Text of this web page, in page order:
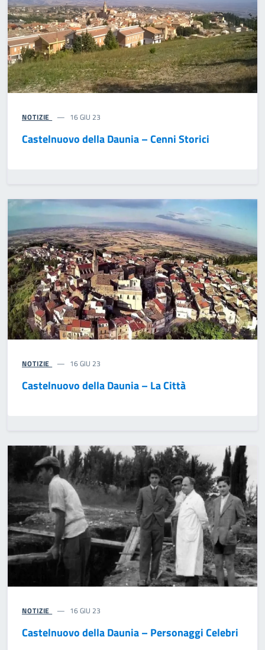
NOTIZIE 16 GIU 23
Castelnuovo della Daunia – Cenni Storici
NOTIZIE 16 GIU 23
Castelnuovo della Daunia – La Città
NOTIZIE 16 GIU 23
Castelnuovo della Daunia – Personaggi Celebri